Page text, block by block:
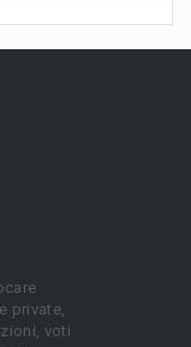
private,
voti